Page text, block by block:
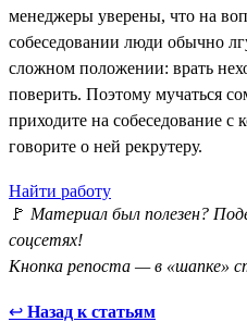
менеджеры уверены, что на
собеседовании люди обычно
сложном положении: врать
поверить. Поэтому мучаться
приходите на собеседование
говорите о ней рекрутеру.
Найти работу
🚩 Материал был полезен?
соцсетях!
Кнопка репоста — в «шапке»
↩ Назад к статьям